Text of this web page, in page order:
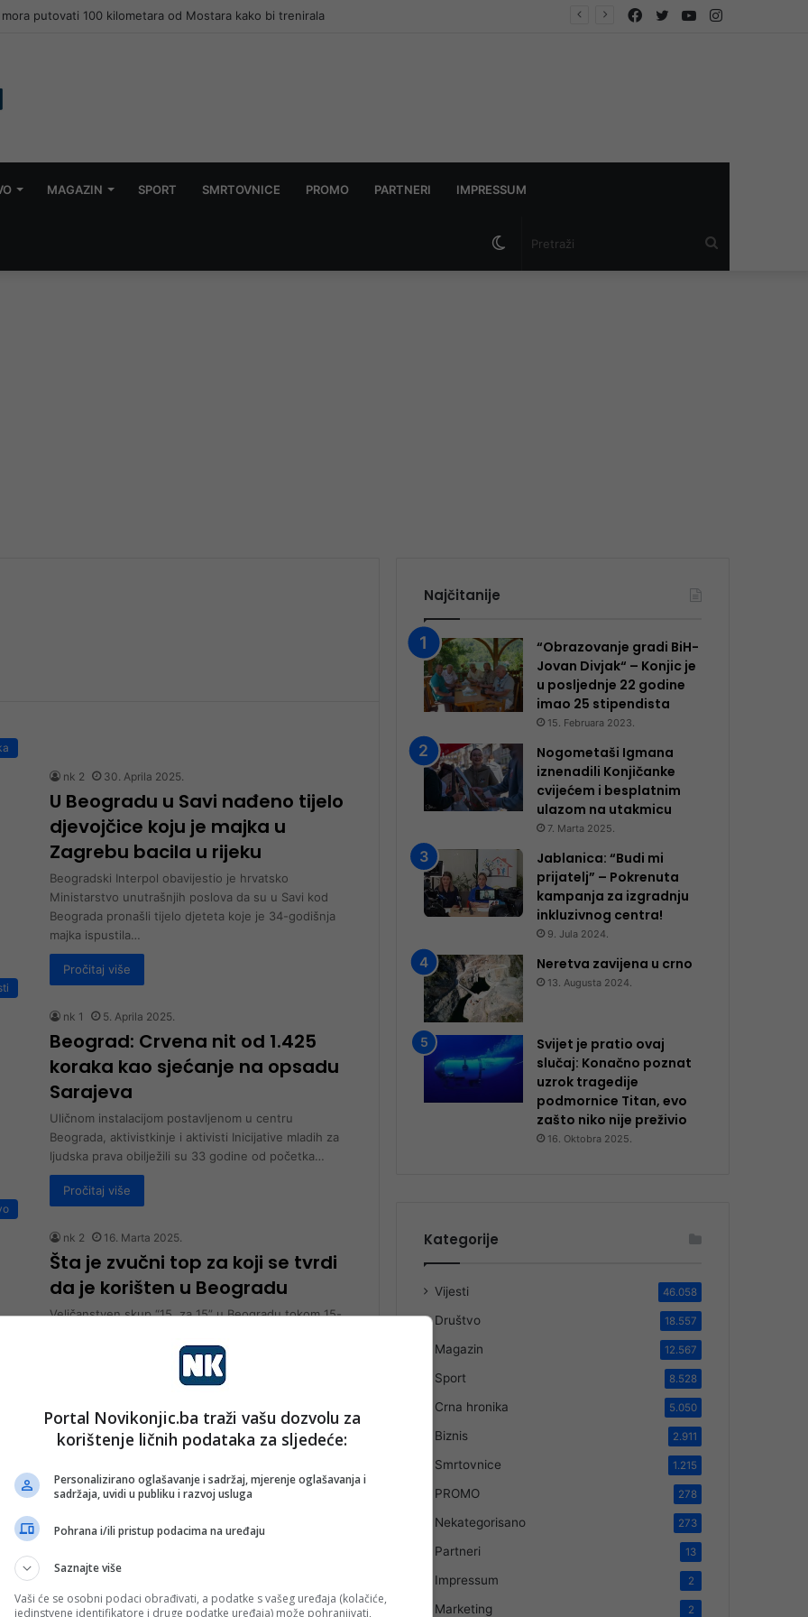
kišu, nakon paklenih dana stiglo kratko osvježenje YouTube
Twitter
Facebook
MAGAZIN SPORT SMRTOVNICE PROMO PARTNERI IMPRESSUM
Switch
nk 2 30. Aprila 2025.
U Beogradu u Savi nađeno tijelo
djevojčice koju je majka u
Zagrebu bacila u rijeku
Beogradski Interpol obavijestio je hrvatsko
Ministarstvo unutrašnjih poslova da su u Savi kod
Beograda pronašli tijelo djeteta koje je 34-godišnja
majka ispustila…
Pročitaj više
nk 1 5. Aprila 2025.
Beograd: Crvena nit od 1.425
koraka kao sjećanje na opsadu
Sarajeva
Uličnom instalacijom postavljenom u centru
Beograda, aktivistkinje i aktivisti Inicijative mladih za
ljudska prava obilježili su 33 godine od početka…
Pročitaj više
nk 2 16. Marta 2025.
Šta je zvučni top za koji se tvrdi
da je korišten u Beogradu
Veličanstven skup “15. za 15” u Beogradu tokom 15-
buka koja je uznemirila…
nk 2 20. Decembra 2024.
Roditeljima Koste Kecmanovića
prijeti dug zatvor
kao i svjedoci, sudija Višeg suda u Beogradu zakazala
Najčitanije
“Obrazovanje gradi BiH-
Jovan Divjak“ – Konjic je
u posljednje 22 godine
imao 25 ​​stipendista
15. Februara 2023.
Nogometaši Igmana
iznenadili Konjičanke
cvijećem i besplatnim
ulazom na utakmicu
7. Marta 2025.
Jablanica: “Budi mi
prijatelj” – Pokrenuta
kampanja za izgradnju
inkluzivnog centra!
9. Jula 2024.
Neretva zavijena u crno
13. Augusta 2024.
Svijet je pratio ovaj
slučaj: Konačno poznat
uzrok tragedije
podmornice Titan, evo
zašto niko nije preživio
16. Oktobra 2025.
Kategorije
Vijesti 46.058
Društvo 18.557
Magazin 12.567
Sport 8.528
Crna hronika 5.050
Biznis 2.911
Smrtovnice 1.215
PROMO 278
Nekategorisano 273
Partneri 13
Impressum 2
Marketing 2
Portal Novikonjic.ba traži vašu dozvolu za
korištenje ličnih podataka za sljedeće:
Personalizirano oglašavanje i sadržaj, mjerenje oglašavanja i
sadržaja, uvidi u publiku i razvoj usluga
Pohrana i/ili pristup podacima na uređaju
Saznajte više
Vaši će se osobni podaci obrađivati, a podatke s vašeg uređaja (kolačiće,
jedinstvene identifikatore i druge podatke uređaja) može pohranjivati,